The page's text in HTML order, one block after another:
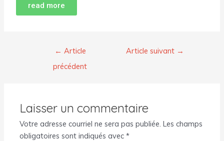
read more
← Article
précédent
Article suivant →
Laisser un commentaire
Votre adresse courriel ne sera pas publiée. Les champs
obligatoires sont indiqués avec*